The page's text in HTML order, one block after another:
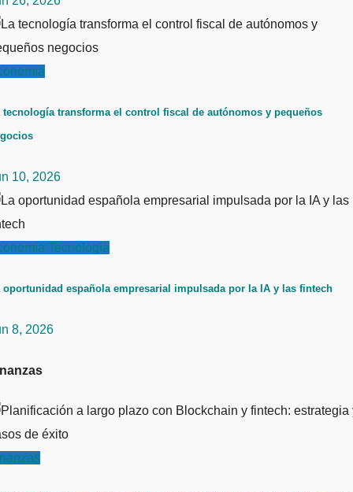
tecnología transforma el control fiscal de autónomos y pequeños
10, 2026
Tecnología
oportunidad española empresarial impulsada por la IA y las fintech
8, 2026